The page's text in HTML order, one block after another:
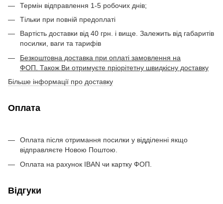
Термін відправлення 1-5 робочих днів;
Тільки при повній предоплаті
Вартість доставки від 40 грн. і вище. Залежить від габаритів
посилки, ваги та тарифів
Безкоштовна доставка при оплаті замовлення на
ФОП. Також Ви отримуєте пріорітетну швидкісну доставку
Більше інформації про доставку
Оплата
Оплата після отримання посилки у відділенні якщо
відправляєте Новою Поштою.
Оплата на рахунок IBAN чи картку ФОП.
Відгуки